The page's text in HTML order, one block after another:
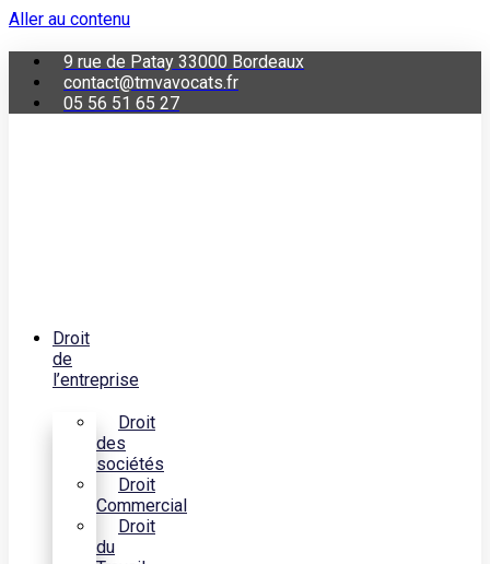
Aller au contenu
9 rue de Patay 33000 Bordeaux
contact@tmvavocats.fr
05 56 51 65 27
Droit
de
l’entreprise
Droit
des
sociétés
Droit
Commercial
Droit
du